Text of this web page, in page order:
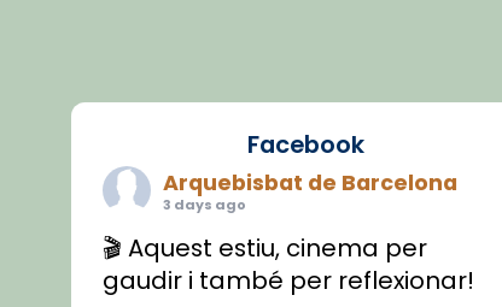
Facebook
Arquebisbat de Barcelona
3 days ago
🎬 Aquest estiu, cinema per
gaudir i també per reflexionar!